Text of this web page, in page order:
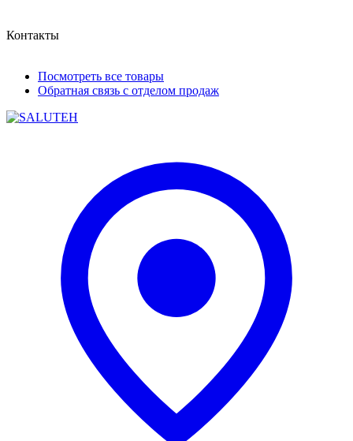
Контакты
Посмотреть все товары
Обратная связь с отделом продаж